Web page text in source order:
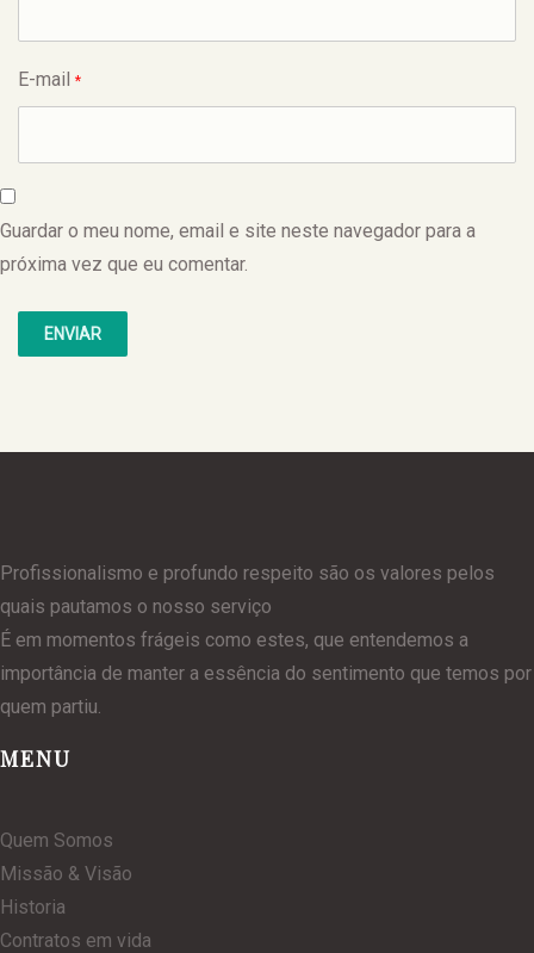
E-mail *
Guardar o meu nome, email e site neste navegador para a
próxima vez que eu comentar.
Profissionalismo e profundo respeito são os valores pelos
quais pautamos o nosso serviço
É em momentos frágeis como estes, que entendemos a
importância de manter a essência do sentimento que temos por
quem partiu.
MENU
Quem Somos
Missão & Visão
Historia
Contratos em vida